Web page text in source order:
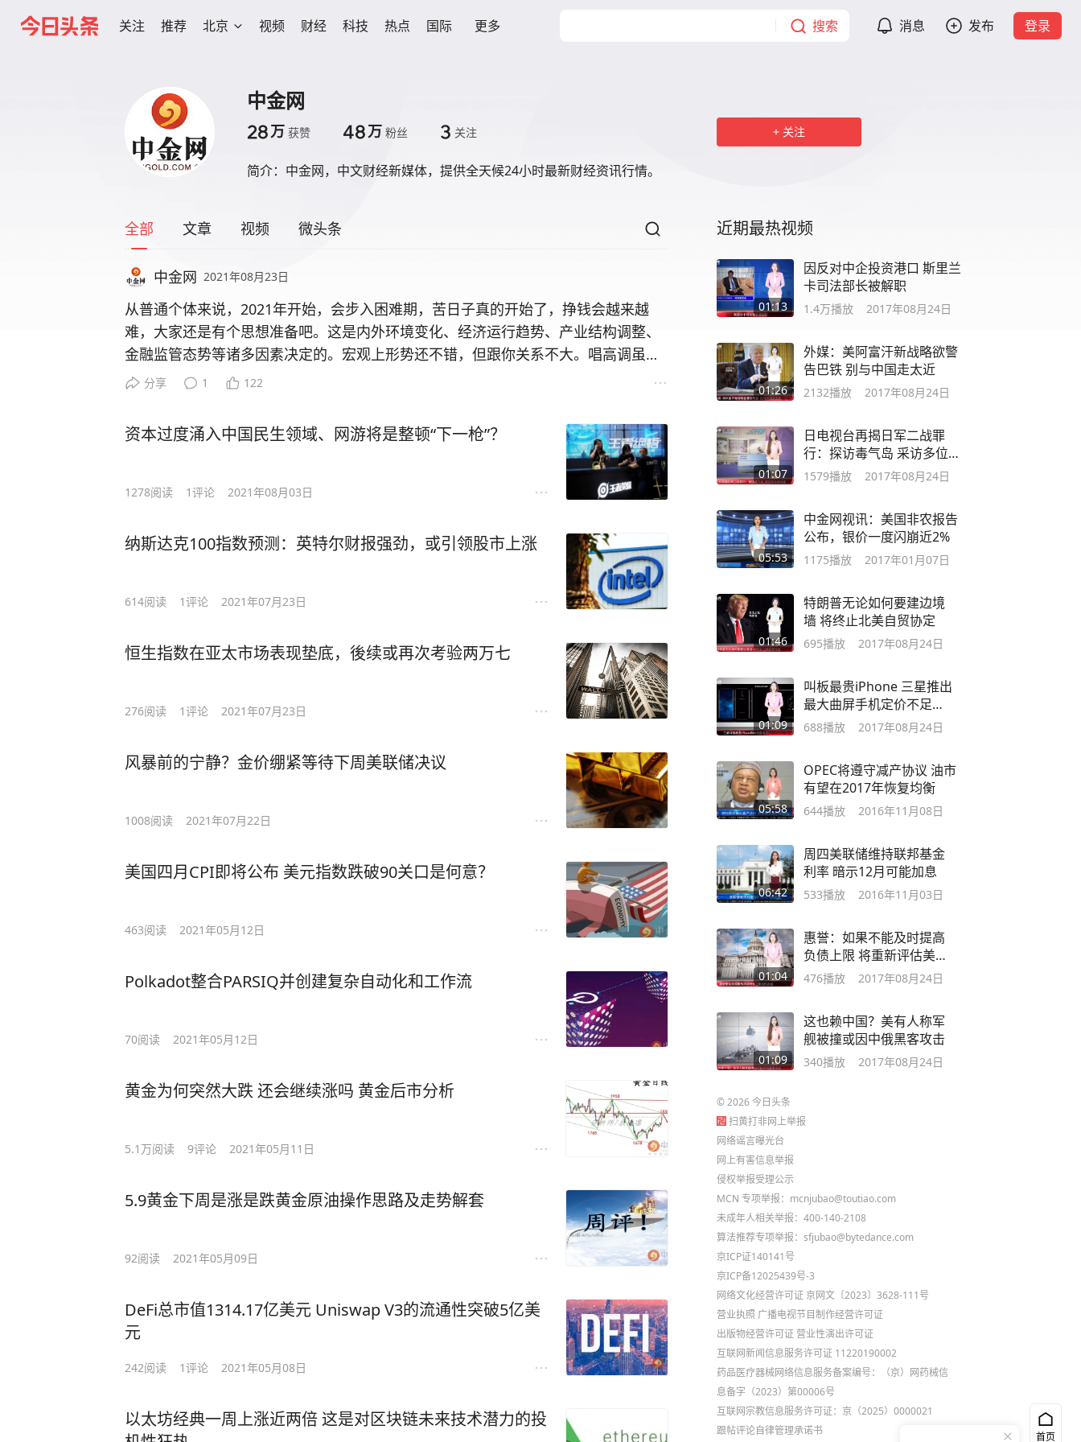
关注 推荐 北京 视频 财经 科技 热点 国际 更多 搜索 消息 发布 登录
中金网
28万 获赞 48万 粉丝 3 关注
简介： 中金网，中文财经新媒体，提供全天候24小时最新财经资讯行情。
关注
全部 文章 视频 微头条
中金网 2021年08月23日
从普通个体来说，2021年开始，会步入困难期，苦日子真的开始了，挣钱会越来越
难，大家还是有个思想准备吧。这是内外环境变化、经济运行趋势、产业结构调整、
金融监管态势等诸多因素决定的。宏观上形势还不错，但跟你关系不大。唱高调虽然
很好听，但没啥用。企业越来越头部化，社会群体也越来越头部化。很显然，大部分
出了适应收缩型生活，务实一点，放低预期，适应形势，才是王道
分享 1 122
资本过度涌入中国民生领域、网游将是整顿“下一枪”？
1278阅读 1评论 2021年08月03日
纳斯达克100指数预测：英特尔财报强劲，或引领股市上涨
614阅读 1评论 2021年07月23日
恒生指数在亚太市场表现垫底，後续或再次考验两万七
276阅读 1评论 2021年07月23日
风暴前的宁静？金价绷紧等待下周美联储决议
1008阅读 2021年07月22日
美国四月CPI即将公布 美元指数跌破90关口是何意？
463阅读 2021年05月12日
Polkadot整合PARSIQ并创建复杂自动化和工作流
70阅读 2021年05月12日
黄金为何突然大跌 还会继续涨吗 黄金后市分析
5.1万阅读 9评论 2021年05月11日
5.9黄金下周是涨是跌黄金原油操作思路及走势解套
92阅读 2021年05月09日
DeFi总市值1314.17亿美元 Uniswap V3的流通性突破5亿美
元
242阅读 1评论 2021年05月08日
以太坊经典一周上涨近两倍 这是对区块链未来技术潜力的投
近期最热视频
01:13
因反对中企投资港口 斯里兰
卡司法部长被解职
1.4万播放 2017年08月24日
01:26
外媒：美阿富汗新战略欲警
告巴铁 别与中国走太近
2132播放 2017年08月24日
01:07
日电视台再揭日军二战罪
行：探访毒气岛 采访多位亲
历者
1579播放 2017年08月24日
05:53
中金网视讯：美国非农报告
公布，银价一度闪崩近2%
1175播放 2017年01月07日
01:46
特朗普无论如何要建边境
墙 将终止北美自贸协定
695播放 2017年08月24日
01:09
叫板最贵iPhone 三星推出
最大曲屏手机定价不足
1000美
688播放 2017年08月24日
05:58
OPEC将遵守减产协议 油市
有望在2017年恢复均衡
644播放 2016年11月08日
06:42
周四美联储维持联邦基金
利率 暗示12月可能加息
533播放 2016年11月03日
01:04
惠誉：如果不能及时提高
负债上限 将重新评估美国
AAA评级
476播放 2017年08月24日
01:09
这也赖中国？美有人称军
舰被撞或因中俄黑客攻击
340播放 2017年08月24日
©2026今日头条
扫黄打非网上举报
网络谣言曝光台
网上有害信息举报
侵权举报受理公示
MCN 专项举报：mcnjubao@toutiao.com
未成年人相关举报：400-140-2108
算法推荐专项举报：sfjubao@bytedance.com
京ICP证140141号
京ICP备12025439号-3
网络文化经营许可证 京网文〔2023〕3628-111号
营业执照 广播电视节目制作经营许可证
出版物经营许可证 营业性演出许可证
互联网新闻信息服务许可证 11220190002
药品医疗器械网络信息服务备案编号：（京）网药械信
息备字（2023）第00006号
互联网宗教信息服务许可证：京（2025）0000021
跟帖评论自律管理承诺书
首页